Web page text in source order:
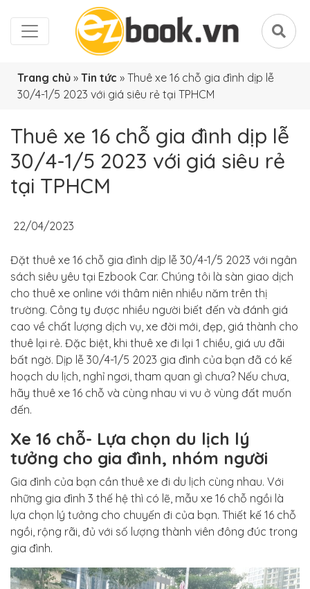
Trang chủ » Tin tức » Thuê xe 16 chỗ gia đình dịp lễ
30/4-1/5 2023 với giá siêu rẻ tại TPHCM
Thuê xe 16 chỗ gia đình dịp lễ
30/4-1/5 2023 với giá siêu rẻ
tại TPHCM
22/04/2023
Đặt thuê xe 16 chỗ gia đình dịp lễ 30/4-1/5 2023 với ngân
sách siêu yêu tại Ezbook Car. Chúng tôi là sàn giao dịch
cho thuê xe online với thâm niên nhiều năm trên thị
trường. Công ty được nhiều người biết đến và đánh giá
cao về chất lượng dịch vụ, xe đời mới, đẹp, giá thành cho
thuê lại rẻ. Đặc biệt, khi thuê xe đi lại 1 chiều, giá ưu đãi
bất ngờ. Dịp lễ 30/4-1/5 2023 gia đình của bạn đã có kế
hoạch du lịch, nghỉ ngơi, tham quan gì chưa? Nếu chưa,
hãy thuê xe 16 chỗ và cùng nhau vi vu ở vùng đất muốn
đến.
Xe 16 chỗ- Lựa chọn du lịch lý
tưởng cho gia đình, nhóm người
Gia đình của bạn cần thuê xe đi du lịch cùng nhau. Với
những gia đình 3 thế hệ thì có lẽ, mẫu xe 16 chỗ ngồi là
lựa chọn lý tưởng cho chuyến đi của bạn. Thiết kế 16 chỗ
ngồi, rộng rãi, đủ với số lượng thành viên đông đúc trong
gia đình.